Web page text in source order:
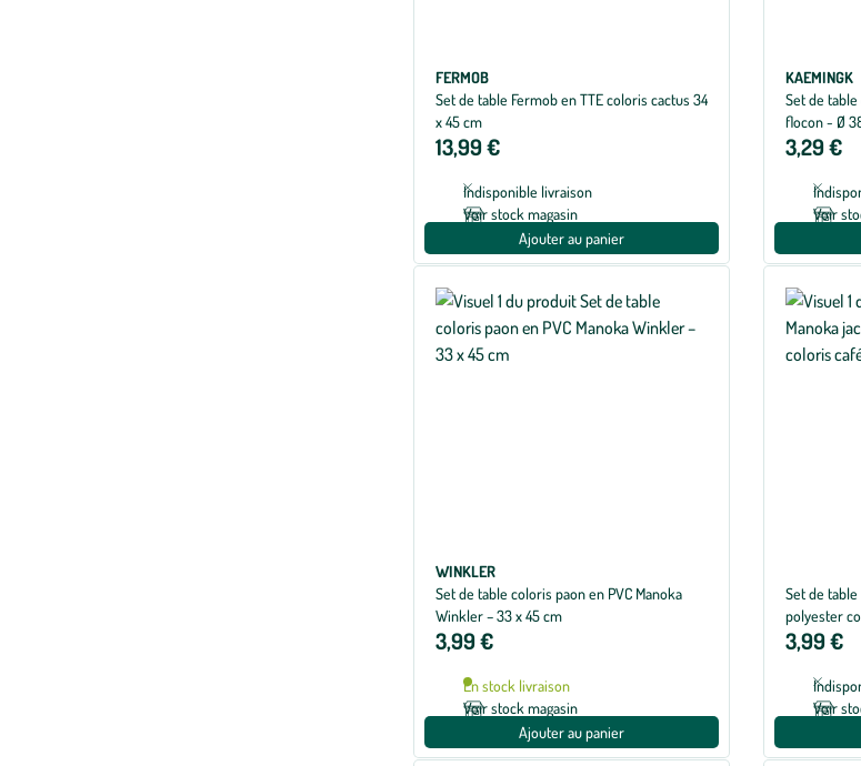
FERMOB
Set de table Fermob en TTE coloris cactus 34
x 45 cm
13,99 €
Indisponible livraison
Voir stock magasin
Ajouter au panier
KAEMINGK
Set de table
flocon - Ø
3,29 €
Voir
WINKLER
Set de table coloris paon en PVC Manoka
Winkler – 33 x 45 cm
3,99 €
En stock livraison
Voir stock magasin
Ajouter au panier
Set de table
polyester
3,99 €
Voir